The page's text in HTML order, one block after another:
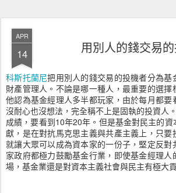
APR
14 用別人的錢交易
科斯托蘭尼把用別人的錢交易的投機者分為基
財產管理人。不論是哪一種人，最重要的選擇
他認為基金經理人多半都玩家，由於每月都要
沒耐心也沒想法，完全稱不上是固執的投資人
成績，要看到10年20年。但是基金對民主的
獻，是在對抗馬克思主義與共產主義上，只要
就讓大眾可以成為資本家的一份子，堅定反對
家政府都極力鼓勵基金行業，即使基金經理
場，基金業還是對資本主義社會與民主有極大